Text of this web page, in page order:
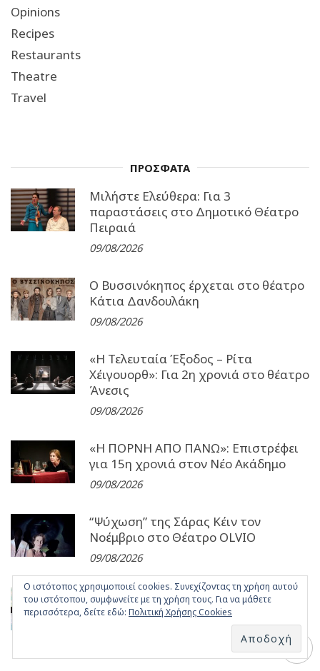
Opinions
Recipes
Restaurants
Theatre
Travel
ΠΡΟΣΦΑΤΑ
Μιλήστε Ελεύθερα: Για 3
παραστάσεις στο Δημοτικό Θέατρο
Πειραιά
09/08/2026
Ο Βυσσινόκηπος έρχεται στο θέατρο
Κάτια Δανδουλάκη
09/08/2026
«Η Τελευταία Έξοδος – Ρίτα
Χέιγουορθ»: Για 2η χρονιά στο θέατρο
Άνεσις
09/08/2026
«Η ΠΟΡΝΗ ΑΠΟ ΠΑΝΩ»: Επιστρέφει
για 15η χρονιά στον Νέο Ακάδημο
09/08/2026
“Ψύχωση” της Σάρας Κέιν τον
Νοέμβριο στο Θέατρο OLVIO
09/08/2026
Χατζηφραγκέτα the band: Στις 10
Σεπτεμβρίου στην Τεχνόπολη Δήμου
Ο ιστότοπος χρησιμοποιεί cookies. Συνεχίζοντας τη χρήση αυτού
του ιστότοπου, συμφωνείτε με τη χρήση τους. Για να μάθετε
περισσότερα, δείτε εδώ: Πολιτική Χρήσης Cookies